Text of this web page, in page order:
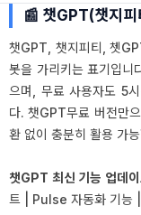
📰 챗GPT(챗지
챗GPT, 챗지피티, 쳇
봇을 가리키는 표기입
으며, 무료 사용자도 5
다. 챗GPT무료 버전만
환 없이 충분히 활용 가
챗GPT 최신 기능 업데
트 | Pulse 자동화 기